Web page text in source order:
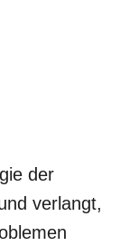
der
verlangt,